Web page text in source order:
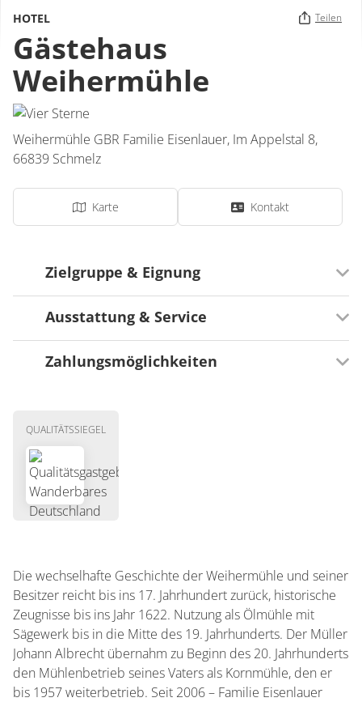
HOTEL Teilen
Gästehaus
Weihermühle
Weihermühle GBR Familie Eisenlauer, Im Appelstal 8,
66839 Schmelz
Karte Kontakt
Zielgruppe & Eignung
Ausrichtung
Für Familien besonders geeignet
Ausstattung & Service
Besondere Lage
Zahlungsmöglichkeiten
EC-Card / Maestro
QUALITÄTSSIEGEL
Die wechselhafte Geschichte der Weihermühle und seiner
Besitzer reicht bis ins 17. Jahrhundert zurück, historische
Zeugnisse bis ins Jahr 1622. Nutzung als Ölmühle mit
Sägewerk bis in die Mitte des 19. Jahrhunderts. Der Müller
Johann Albrecht übernahm zu Beginn des 20. Jahrhunderts
den Mühlenbetrieb seines Vaters als Kornmühle, den er
bis 1957 weiterbetrieb. Seit 2006 – Familie Eisenlauer